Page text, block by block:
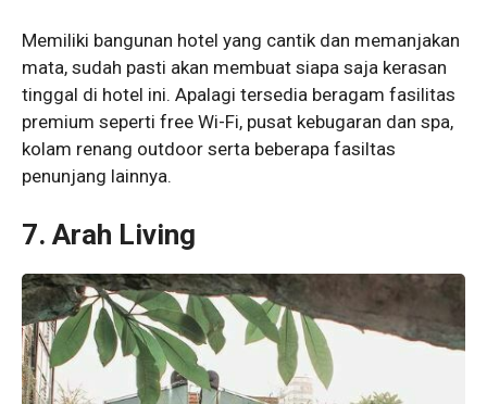
Memiliki bangunan hotel yang cantik dan memanjakan
mata, sudah pasti akan membuat siapa saja kerasan
tinggal di hotel ini. Apalagi tersedia beragam fasilitas
premium seperti free Wi-Fi, pusat kebugaran dan spa,
kolam renang outdoor serta beberapa fasiltas
penunjang lainnya.
7. Arah Living